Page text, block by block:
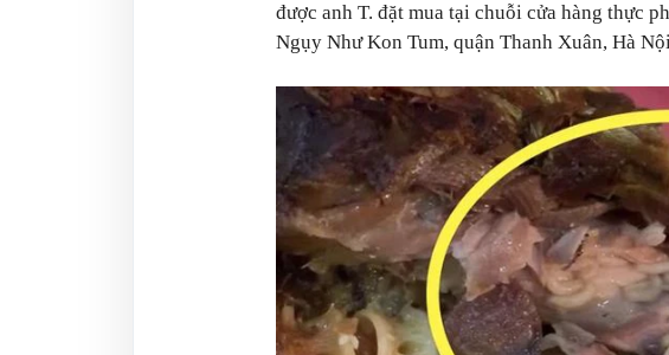
được anh T. đặt mua tại chuỗi cửa hàng thực
Ngụy Như Kon Tum, quận Thanh Xuân, Hà